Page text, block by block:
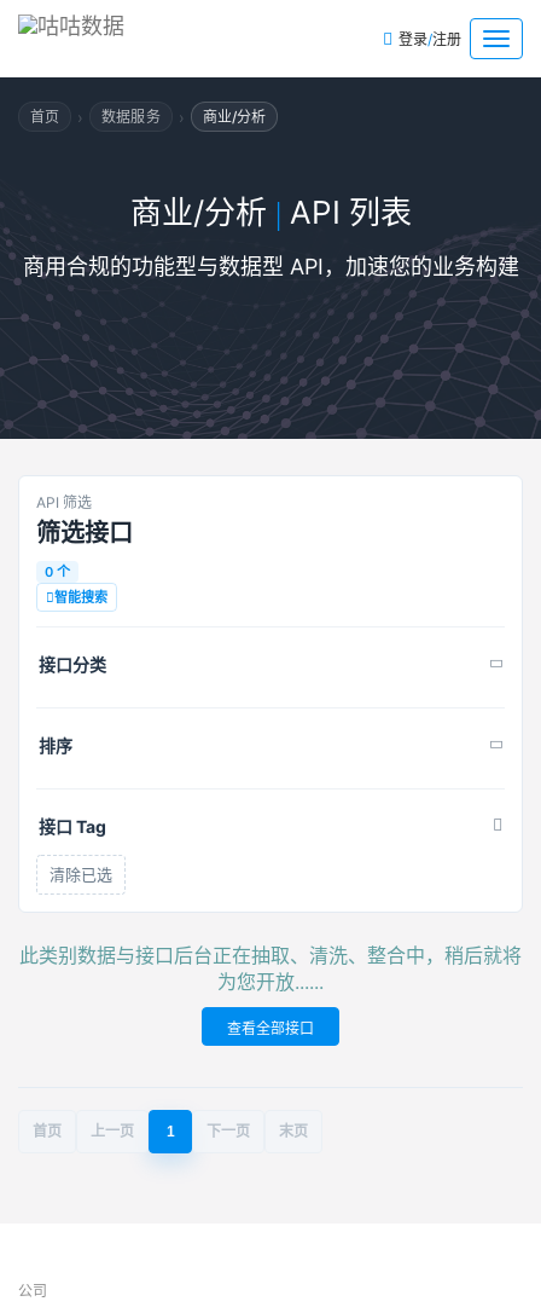
菜
单
登录/注册
首页 › 数据服务 › 商业/分析
商业/分析 | API 列表
商用合规的功能型与数据型 API，加速您的业务构建
API 筛选
筛选接口
0 个
智能搜索
接口分类
排序
接口 Tag
清除已选
此类别数据与接口后台正在抽取、清洗、整合中，稍后就将
为您开放......
查看全部接口
首页 上一页 1 下一页 末页
公司